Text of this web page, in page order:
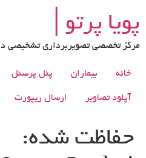
به
محتوا
پویا پرتو│
مرکز تخصصی تصویربرداری تشخیصی
خانه بیماران پنل پرسنل
آپلود تصاویر ارسال ریپورت
حفاظت شده: